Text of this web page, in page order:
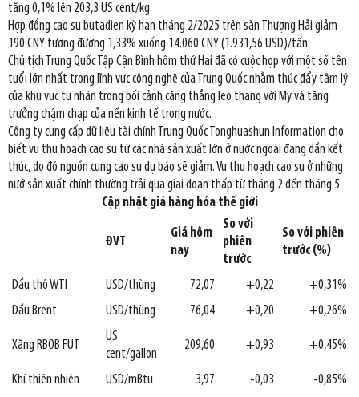
tăng 0,1% lên 203,3 US cent/kg.
Hợp đồng cao su butadien kỳ hạn tháng 2/2025 trên sàn Thượng Hải giảm
190 CNY tương đương 1,33% xuống 14.060 CNY (1.931,56 USD)/tấn.
Chủ tịch Trung Quốc Tập Cận Bình hôm thứ Hai đã có cuộc họp với một số tên
tuổi lớn nhất trong lĩnh vực công nghệ của Trung Quốc nhằm thúc đẩy tâm lý
của khu vực tư nhân trong bối cảnh căng thẳng leo thang với Mỹ và tăng
trưởng chậm chạp của nền kinh tế trong nước.
Công ty cung cấp dữ liệu tài chính Trung Quốc Tonghuashun Information cho
biết vụ thu hoạch cao su từ các nhà sản xuất lớn ở nước ngoài đang dần kết
thúc, do đó nguồn cung cao su dự báo sẽ giảm. Vụ thu hoạch cao su ở những
nướ sản xuất chính thường trải qua giai đoạn thấp từ tháng 2 đến tháng 5.
Cập nhật giá hàng hóa thế giới
ĐVT
Giá hôm
nay
So với
phiên
trước
So với phiên
trước (%)
Dầu thô WTI USD/thùng 72,07 +0,22
+0,31%
Dầu Brent
USD/thùng 76,04 +0,20 +0,26%
Xăng RBOB FUT
US
cent/gallon
209,60 +0,93 +0,45%
Khí thiên nhiên USD/mBtu 3,97 -0,03 -0,85%